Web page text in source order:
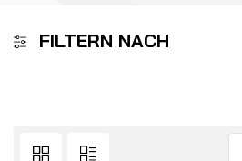
FILTERN NACH